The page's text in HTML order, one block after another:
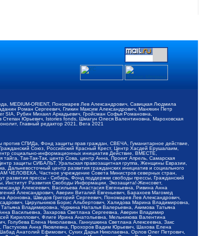
MEDIUM-ORIENT, Пономарев Лев Александрович, Савицкая Людмила
Роман Сергеевич, Гликин Максим Александрович, Маняхин Петр
Рубин Михаил Аркадьевич, Гройсман Софья Романовна,
Юрьевич, Istories fonds, Шмагун Олеся Валентиновна, Мароховская
Главный редактор 2021, Вега 2021
СПИДа, Фонд защиты прав граждан, СВЕЧА, Гуманитарное действие,
Союз, Российский Красный Крест, Центр Хасдей Ерушалаим,
социально-информационных инициатив Действие, ВМЕСТЕ,
Так-Так-Так, центр Сова, центр Анна, Проект Апрель, Самарская
защиты СИБАЛЬТ, Уральская правозащитная группа, Женщины Евразии,
Дальневосточный центр развития гражданских инициатив и социального
ЧЕЛОВЕКА, Частное учреждение Совета Министров северных стран,
прессы - Сибирь, Фонд поддержки свободы прессы, Гражданский
Институт Развития Свободы Информации, Экозащита!-Женсовет,
Алексеевич, Васильева Анастасия Евгеньевна, Ривина Анна
Александрович, Аверин Виталий Евгеньевич, Барахоев Магомед
Шведов Григорий Сергеевич, Пономарев Лев Александрович,
Цирульников Борис Альбертович, Халидова Марина Владимировна,
Владимировна, Чуркина Наталья Валерьевна, Акимова Татьяна
Васильевна, Захарова Светлана Сергеевна, Аверин Владимир
Кириллович, Флиге Ирина Анатольевна, Мельникова Валентина
Елена Николаевна, Ганнушкина Светлана Алексеевна, Закс
Анна Яковлевна, Прохоров Вадим Юрьевич, Шахова Елена
Анатолий Ефимович, Сухих Дарья Николаевна, Орлов Олег Петрович,